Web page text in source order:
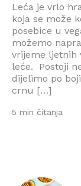
Leća je vrlo
koja se može
posebice u
možemo
vrijeme ljetnih
leće. Postoji
dijelimo po
crnu […]
5 min čitanja